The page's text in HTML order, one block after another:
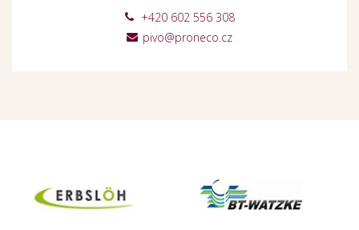
+420 602 556 308
pivo@proneco.cz